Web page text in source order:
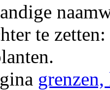
te zetten:
grenzen,